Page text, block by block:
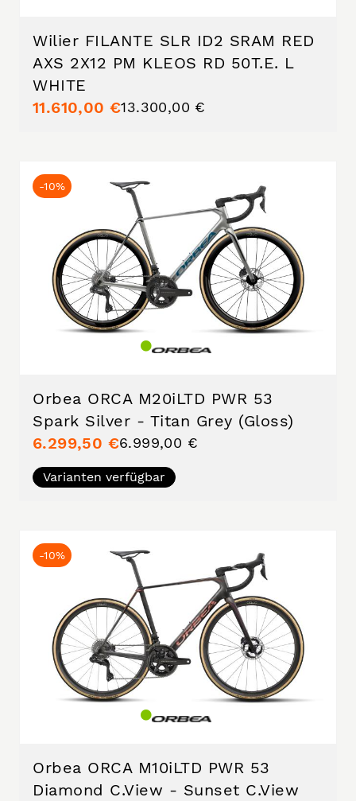
Wilier FILANTE SLR ID2 SRAM RED
AXS 2X12 PM KLEOS RD 50T.E. L
WHITE
11.610,00 €13.300,00 €
-10%
Orbea ORCA M20iLTD PWR 53
Spark Silver - Titan Grey (Gloss)
6.299,50 €6.999,00 €
Varianten verfügbar
-10%
Orbea ORCA M10iLTD PWR 53
Diamond C.View - Sunset C.View